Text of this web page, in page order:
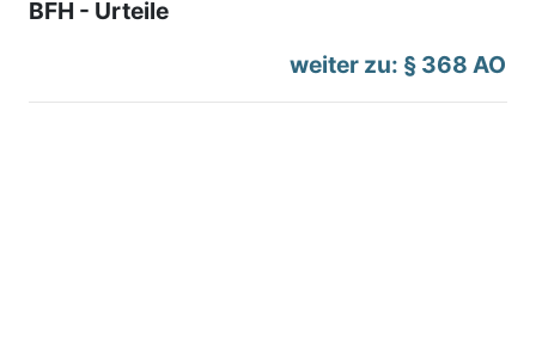
BFH - Urteile
weiter zu: § 368 AO